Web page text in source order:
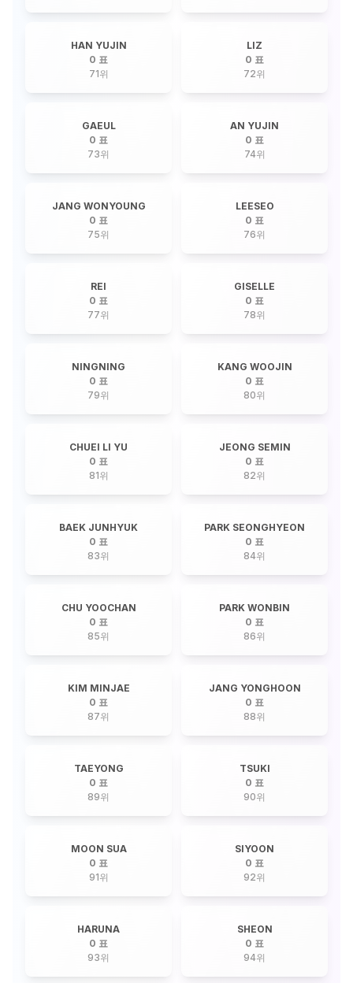
HAN YUJIN
0 표
71위
LIZ
0 표
72위
GAEUL
0 표
73위
AN YUJIN
0 표
74위
JANG WONYOUNG
0 표
75위
LEESEO
0 표
76위
REI
0 표
77위
GISELLE
0 표
78위
NINGNING
0 표
79위
KANG WOOJIN
0 표
80위
CHUEI LI YU
0 표
81위
JEONG SEMIN
0 표
82위
BAEK JUNHYUK
0 표
83위
PARK SEONGHYEON
0 표
84위
CHU YOOCHAN
0 표
85위
PARK WONBIN
0 표
86위
KIM MINJAE
0 표
87위
JANG YONGHOON
0 표
88위
TAEYONG
0 표
89위
TSUKI
0 표
90위
MOON SUA
0 표
91위
SIYOON
0 표
92위
HARUNA
0 표
93위
SHEON
0 표
94위